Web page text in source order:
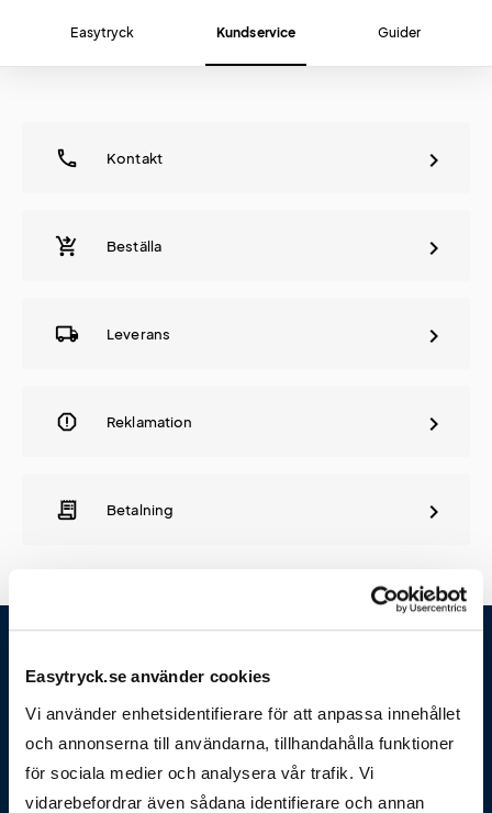
Easytryck.se använder cookies
Vi använder enhetsidentifierare för att anpassa innehållet
och annonserna till användarna, tillhandahålla funktioner
för sociala medier och analysera vår trafik. Vi
vidarebefordrar även sådana identifierare och annan
Easytryck Kundservice Guider
phone Kontakt
shopping_cart_checkout Beställa
local_shipping Leverans
report Reklamation
receipt_long Betalning